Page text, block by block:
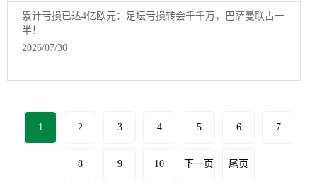
累计亏损已达4亿欧元：足坛亏损转会千千万，巴萨曼联占一
半！
2026/07/30
1 2 3 4 5 6 7
8 9 10 下一页 尾页